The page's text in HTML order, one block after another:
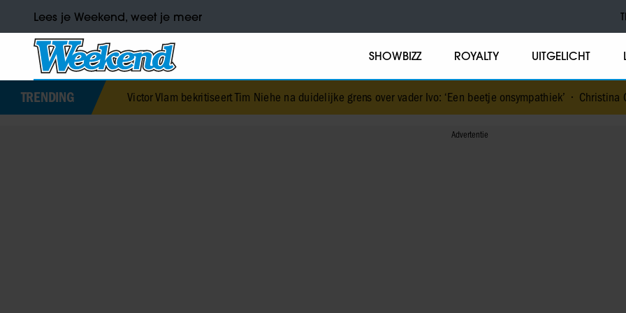
Lees je Weekend, weet je meer
SHOWBIZZ ROYALTY UITGELICHT
TRENDINGVictor Vlam bekritiseert Tim Niehe na duidelijke grens over vader Ivo: ‘Een beetje onsympathiek’•Christina Curry ziek na